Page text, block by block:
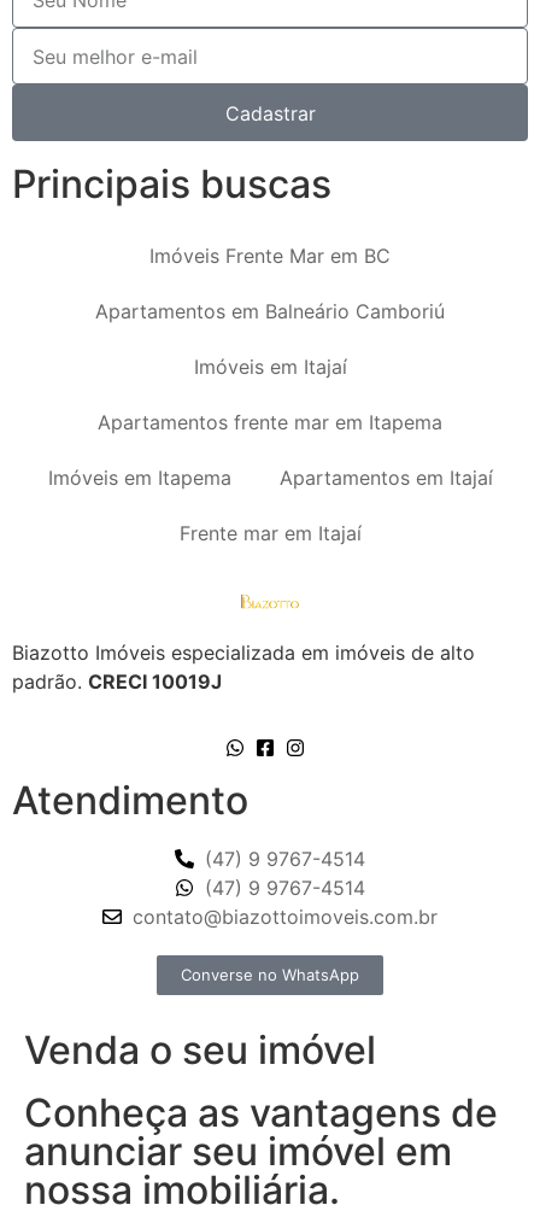
Cadastrar
Principais buscas
Imóveis Frente Mar em BC
Apartamentos em Balneário Camboriú
Imóveis em Itajaí
Apartamentos frente mar em Itapema
Imóveis em Itapema Apartamentos em Itajaí
Frente mar em Itajaí
Biazotto Imóveis especializada em imóveis de alto
padrão. CRECI 10019J
Atendimento
(47) 9 9767-4514
(47) 9 9767-4514
contato@biazottoimoveis.com.br
Converse no WhatsApp
Venda o seu imóvel
Conheça as vantagens de
anunciar seu imóvel em
nossa imobiliária.